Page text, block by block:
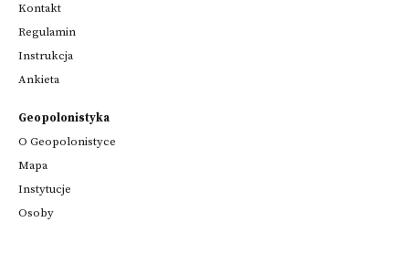
Kontakt
Regulamin
Instrukcja
Ankieta
Geopolonistyka
O Geopolonistyce
Mapa
Instytucje
Osoby